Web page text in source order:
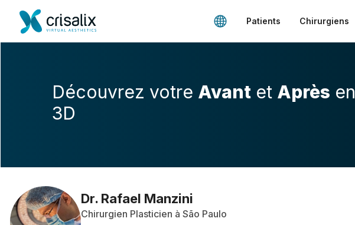
Patients Chirurgiens
Découvrez votre Avant et Après en
3D
Dr. Rafael Manzini
Chirurgien Plasticien à São Paulo